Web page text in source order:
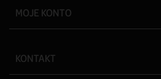
MOJE KONTO
KONTAKT